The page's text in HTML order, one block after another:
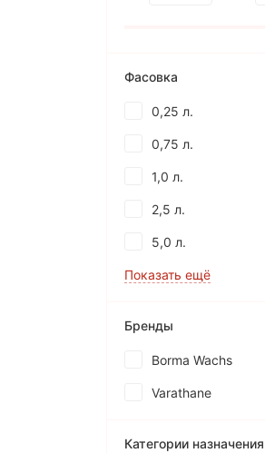
Фасовка
0,25 л.
0,75 л.
1,0 л.
2,5 л.
5,0 л.
Показать ещё
Бренды
Borma Wachs
Varathane
Категории назначения